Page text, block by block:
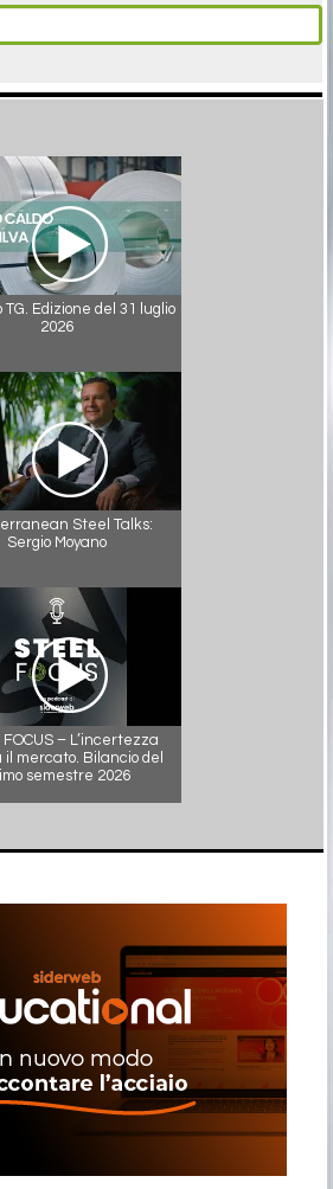
TG. Edizione del 31 luglio
2026
Steel Talks:
Sergio Moyano
FOCUS – L’incertezza
il mercato. Bilancio del
semestre 2026